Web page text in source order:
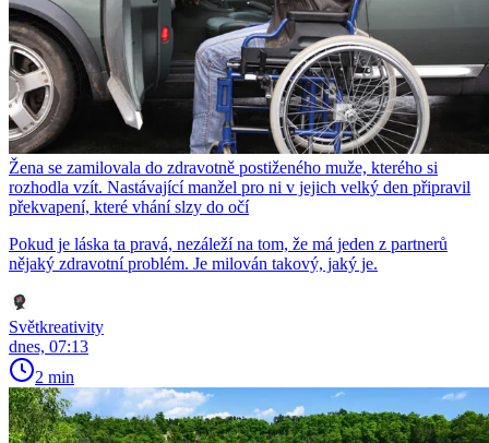
Žena se zamilovala do zdravotně postiženého muže, kterého si
rozhodla vzít. Nastávající manžel pro ni v jejich velký den připravil
překvapení, které vhání slzy do očí
Pokud je láska ta pravá, nezáleží na tom, že má jeden z partnerů
nějaký zdravotní problém. Je milován takový, jaký je.
Světkreativity
dnes, 07:13
2 min